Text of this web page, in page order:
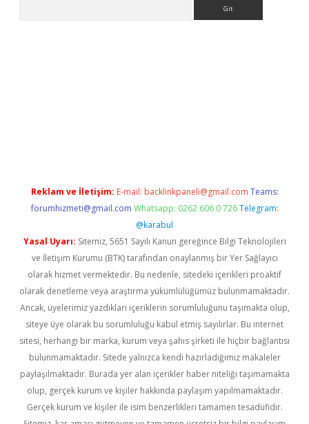
Reklam ve İletişim: E-mail: backlinkpaneli@gmail.com Teams:
forumhizmeti@gmail.com Whatsapp: 0262 606 0 726 Telegram:
@karabul
Yasal Uyarı: Sitemiz, 5651 Sayılı Kanun gereğince Bilgi Teknolojileri
ve İletişim Kurumu (BTK) tarafından onaylanmış bir Yer Sağlayıcı
olarak hizmet vermektedir. Bu nedenle, sitedeki içerikleri proaktif
olarak denetleme veya araştırma yükümlülüğümüz bulunmamaktadır.
Ancak, üyelerimiz yazdıkları içeriklerin sorumluluğunu taşımakta olup,
siteye üye olarak bu sorumluluğu kabul etmiş sayılırlar. Bu internet
sitesi, herhangi bir marka, kurum veya şahıs şirketi ile hiçbir bağlantısı
bulunmamaktadır. Sitede yalnızca kendi hazırladığımız makaleler
paylaşılmaktadır. Burada yer alan içerikler haber niteliği taşımamakta
olup, gerçek kurum ve kişiler hakkında paylaşım yapılmamaktadır.
Gerçek kurum ve kişiler ile isim benzerlikleri tamamen tesadüfidir.